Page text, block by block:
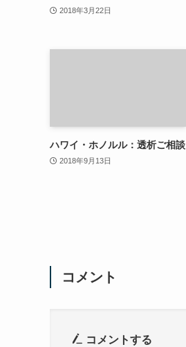
2018年3月22日
ハワイ・ホノルル：透析ご相談
2018年9月13日
コメント
コメントする